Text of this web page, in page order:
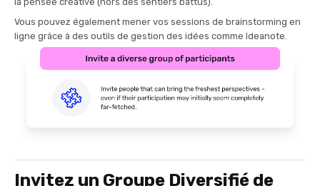
Vous pouvez également mener vos sessions de brainstorming en
ligne grâce à des outils de gestion des idées comme Ideanote.
Invitez un Groupe Diversifié de